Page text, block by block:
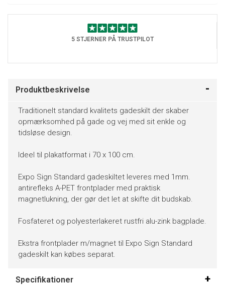
5 STJERNER PÅ TRUSTPILOT
Produktbeskrivelse
Traditionelt standard kvalitets gadeskilt der skaber
opmærksomhed på gade og vej med sit enkle og
tidsløse design.
Ideel til plakatformat i 70 x 100 cm.
Expo Sign Standard gadeskiltet leveres med 1mm.
antirefleks A-PET frontplader med praktisk
magnetlukning, der gør det let at skifte dit budskab.
Fosfateret og polyesterlakeret rustfri alu-zink bagplade.
Ekstra frontplader m/magnet til Expo Sign Standard
gadeskilt kan købes separat.
Specifikationer